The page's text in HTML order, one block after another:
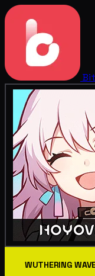
WUTHERING